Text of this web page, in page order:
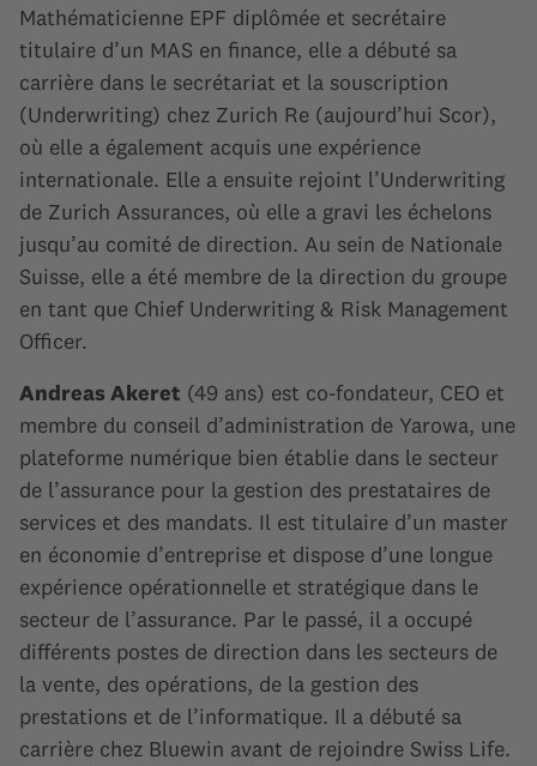
Mathématicienne EPF diplômée et secrétaire
titulaire d’un MAS en finance, elle a débuté sa
carrière dans le secrétariat et la souscription
(Underwriting) chez Zurich Re (aujourd’hui Scor),
où elle a également acquis une expérience
internationale. Elle a ensuite rejoint l’Underwriting
de Zurich Assurances, où elle a gravi les échelons
jusqu’au comité de direction. Au sein de Nationale
Suisse, elle a été membre de la direction du groupe
en tant que Chief Underwriting & Risk Management
Officer.
Andreas Akeret (49 ans) est co-fondateur, CEO et
membre du conseil d’administration de Yarowa, une
plateforme numérique bien établie dans le secteur
de l’assurance pour la gestion des prestataires de
services et des mandats. Il est titulaire d’un master
en économie d’entreprise et dispose d’une longue
expérience opérationnelle et stratégique dans le
secteur de l’assurance. Par le passé, il a occupé
différents postes de direction dans les secteurs de
la vente, des opérations, de la gestion des
prestations et de l’informatique. Il a débuté sa
carrière chez Bluewin avant de rejoindre Swiss Life.